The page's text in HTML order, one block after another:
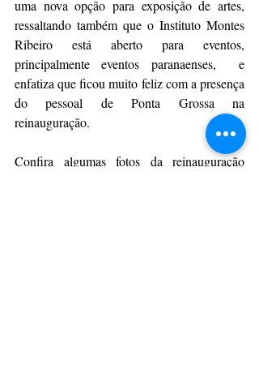
uma nova opção para exposição de artes,
ressaltando também que o Instituto Montes
Ribeiro está aberto para eventos,
principalmente eventos paranaenses,  e
enfatiza que ficou muito feliz com a presença
do pessoal de Ponta Grossa na
reinauguração.
Confira algumas fotos da reinauguração